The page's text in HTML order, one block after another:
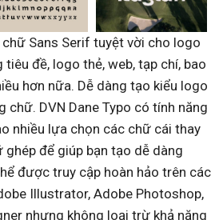
chữ Sans Serif tuyệt vời cho logo
tiêu đề, logo thẻ, web, tạp chí, bao
hơn nữa. Dễ dàng tạo kiểu logo
chữ. DVN Dane Typo có tính năng
nhiều lựa chọn các chữ cái thay
để giúp bạn tạo dễ dàng
được truy cập hoàn hảo trên các
Illustrator, Adobe Photoshop,
nhưng không loại trừ khả năng